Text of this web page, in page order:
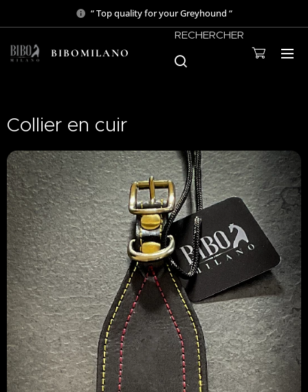
“ Top quality for your Greyhound “
BIBOMILANO
RECHERCHER
Collier en cuir